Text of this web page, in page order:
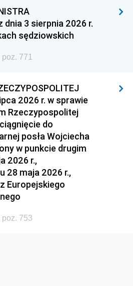
1955
1952
1937
dnia 3 sierpnia 2026 r.
sędziowskich
771
2026 r. w sprawie
Rzeczypospolitej
do
posła Wojciecha
w punkcie drugim
2026 r.,
28 maja 2026 r.,
Europejskiego
753